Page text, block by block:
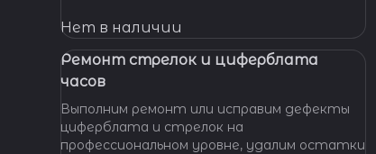
нашу мастерскую! Наши мастера с
удовольствием помогут вам решить
вашу проблему и произведут замену
батарейки профессионально, быстро,
Нет в наличии
Ремонт стрелок и циферблата
часов
Выполним ремонт или исправим дефекты
циферблата и стрелок на
профессиональном уровне, удалим остатки